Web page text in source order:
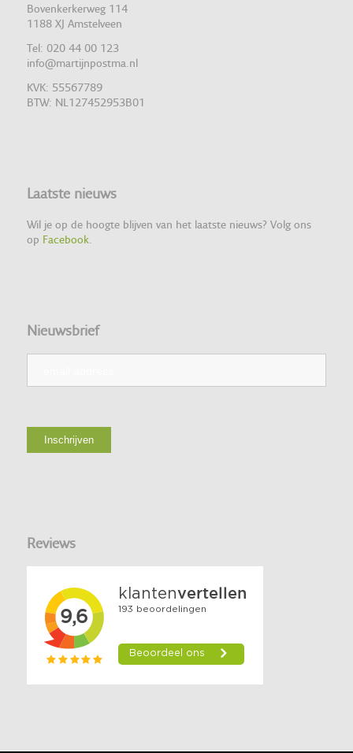
Bovenkerkerweg 114
1188 XJ Amstelveen
Tel: 020 44 00 123
info@martijnpostma.nl
KVK: 55567789
BTW: NL127452953B01
Laatste nieuws
Wil je op de hoogte blijven van het laatste nieuws? Volg ons
op Facebook.
Nieuwsbrief
Reviews